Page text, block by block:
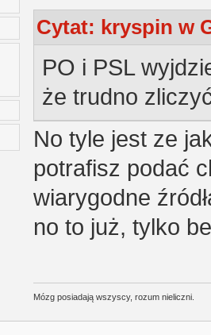
Cytat: kryspin w
PO i PSL
że trudno
No tyle jest ze
potrafisz podać
wiarygodne
no to już, tylko
Mózg posiadają wszyscy, rozum nieliczni.